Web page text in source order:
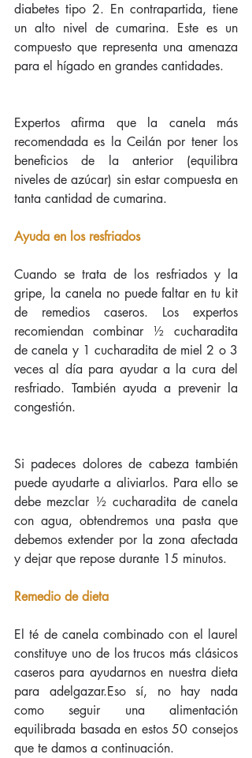
diabetes tipo 2. En contrapartida, tiene
un alto nivel de cumarina. Este es un
compuesto que representa una amenaza
para el hígado en grandes cantidades.
Expertos afirma que la canela más
recomendada es la Ceilán por tener los
beneficios de la anterior (equilibra
niveles de azúcar) sin estar compuesta en
tanta cantidad de cumarina.
Ayuda en los resfriados
Cuando se trata de los resfriados y la
gripe, la canela no puede faltar en tu kit
de remedios caseros. Los expertos
recomiendan combinar ½ cucharadita
de canela y 1 cucharadita de miel 2 o 3
veces al día para ayudar a la cura del
resfriado. También ayuda a prevenir la
congestión.
Si padeces dolores de cabeza también
puede ayudarte a aliviarlos. Para ello se
debe mezclar ½ cucharadita de canela
con agua, obtendremos una pasta que
debemos extender por la zona afectada
y dejar que repose durante 15 minutos.
Remedio de dieta
El té de canela combinado con el laurel
constituye uno de los trucos más clásicos
caseros para ayudarnos en nuestra dieta
para adelgazar.Eso sí, no hay nada
como seguir una alimentación
equilibrada basada en estos 50 consejos
que te damos a continuación.